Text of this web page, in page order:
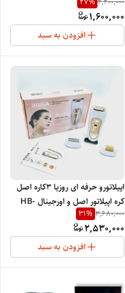
PROFESSIONAL NEW
1,600,000
افزودن به سبد
اپیلاتورو حرفه ای روزیا 3کاره اصل
کره اپیلاتور اصل و اورجینال HB-
6110
3,680,000
31%
2,530,000
افزودن به سبد